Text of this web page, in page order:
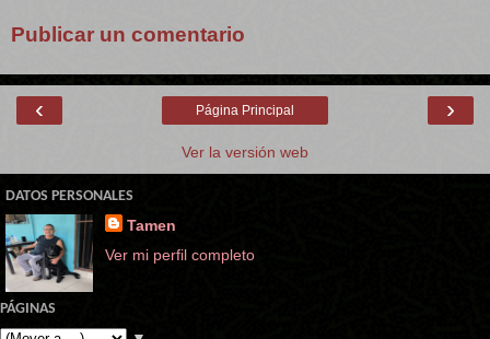
Publicar un comentario
‹ ›
Página Principal
Ver la versión web
DATOS PERSONALES
Tamen
Ver mi perfil completo
PÁGINAS